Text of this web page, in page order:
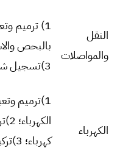
النقل
والمواصلات
1) ترميم
3)تسجيل شهادات السواقة
الكهرباء
1)ترميم